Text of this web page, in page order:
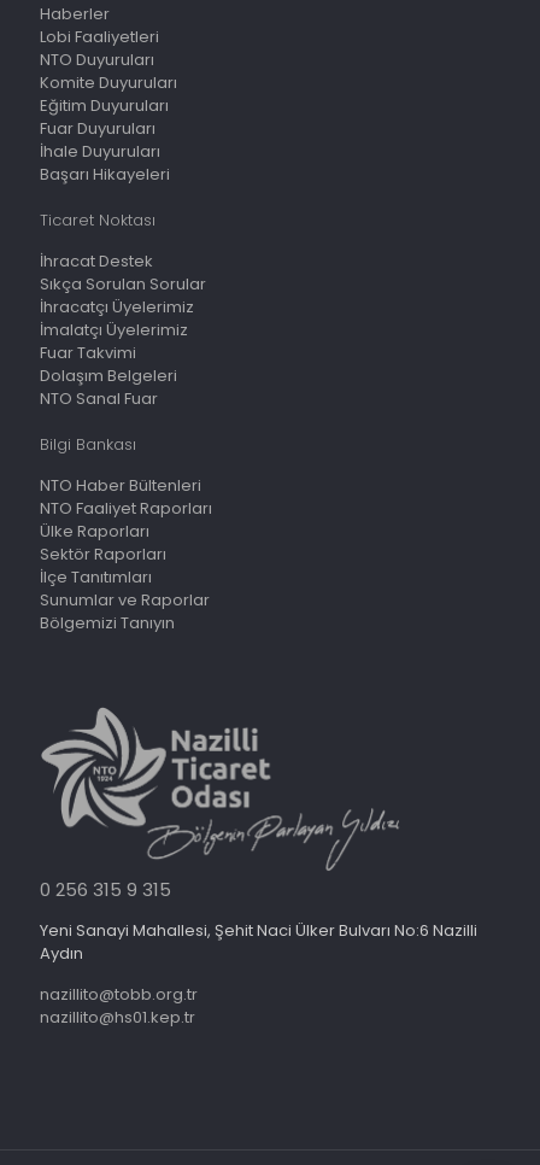
Haberler
Lobi Faaliyetleri
NTO Duyuruları
Komite Duyuruları
Eğitim Duyuruları
Fuar Duyuruları
İhale Duyuruları
Başarı Hikayeleri
Ticaret Noktası
İhracat Destek
Sıkça Sorulan Sorular
İhracatçı Üyelerimiz
İmalatçı Üyelerimiz
Fuar Takvimi
Dolaşım Belgeleri
NTO Sanal Fuar
Bilgi Bankası
NTO Haber Bültenleri
NTO Faaliyet Raporları
Ülke Raporları
Sektör Raporları
İlçe Tanıtımları
Sunumlar ve Raporlar
Bölgemizi Tanıyın
0 256 315 9 315
Yeni Sanayi Mahallesi, Şehit Naci Ülker Bulvarı No:6 Nazilli
Aydın
nazillito@tobb.org.tr
nazillito@hs01.kep.tr